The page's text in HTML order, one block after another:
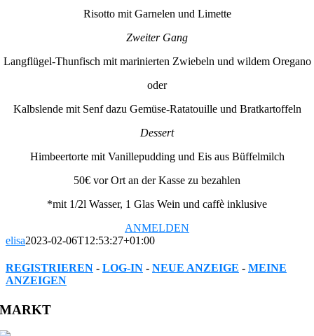
Risotto mit Garnelen und Limette
Zweiter Gang
Langflügel-Thunfisch mit marinierten Zwiebeln und wildem Oregano
oder
Kalbslende mit Senf dazu Gemüse-Ratatouille und Bratkartoffeln
Dessert
Himbeertorte mit Vanillepudding und Eis aus Büffelmilch
50€ vor Ort an der Kasse zu bezahlen
*mit 1/2l Wasser, 1 Glas Wein und caffè inklusive
ANMELDEN
elisa2023-02-06T12:53:27+01:00
REGISTRIEREN - LOG-IN - NEUE ANZEIGE - MEINE
ANZEIGEN
Facebook
Twitter
Reddit
LinkedIn
WhatsApp
Tumblr
Pinterest
Vk
Xing
Email
MARKT